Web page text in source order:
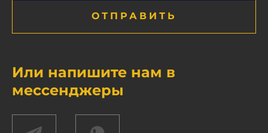
ОТПРАВИТЬ
Или напишите нам в
мессенджеры